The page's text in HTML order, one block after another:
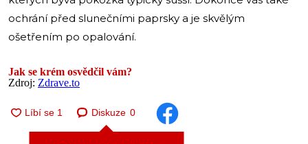
ochrání před slunečními paprsky a je skvělým
ošetřením po opalování.
Jak se krém osvědčil vám?
Zdroj: Zdrave.to
Diskuze 0